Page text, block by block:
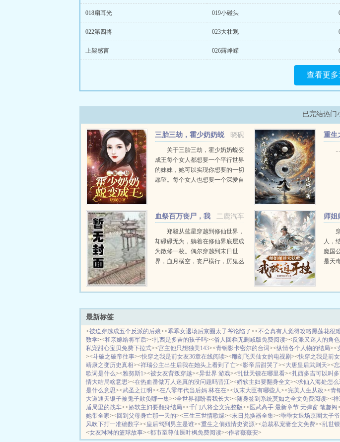
018扇耳光 019小碰头
022第四将 023大壮观
上架感言 026露峥嵘
查看更多
已完结热门
晓砚
三胎三劫，霍少奶奶蜕
变成王关于三胎三劫，霍少奶奶蜕变
成王每个女人都想要一个平行世界
的妹妹，她可以实现你想要的一切
愿望。每个女人也想要一个深爱自
重险阻，在经历...
重生
...
二鹿汽车
血祭百万丧尸，我
在末世当魔修
郑毅从蓝星穿越到修仙世界，
却碌碌无为，躺着在修仙界底层成
为散修一枚。偶尔穿越到末日世
界，血月横空，丧尸横行，厉鬼丛
为蹭蹭的往上涨，不但没有天...
师姐
孽
人，
魔国
是天
弹指
最新标签
<被迫穿越成五个反派的后娘><乖乖女退场后京圈太子爷论陷了><不会真有人觉得攻略黑莲花很
数学><和亲嫁给将军后><扎西是多吉的孩子吗><俗人回档无删减版免费阅读><反派又迷人的角
私宠甜心宝贝免费下拉式><宫主他只想独美143><青钢影卡密尔的台词><纵情各个人物的结局><
><斗破之破帝往事><快穿之我是前女友36章在线阅读><雕刻飞天仙女的电视剧><快穿之我是前
靖康之变历史真相><祥瑞公主出生后我在她头上看到了亡><影帝后甜哭了><大唐皇后武则天><
歌词是什么><雅努斯1><被女友背叛穿越><异世界 游戏><乱世天镖在哪里看><扎西多吉可以叫
情大结局啥意思><在热血番做万人迷真的没问题吗晋江><娇软主妇要翻身全文><求仙入海处怎
是什么意思><武圣之江明><在八零年代当后妈 林在在><汉末大臣有哪些人><完美人生从改><青
大道通天银子被鬼子欺负哪一集><全世界都盼着我长大><随身签到系统莫如之全文免费阅读><祥
盾局里的战车><娇软主妇要翻身结局><千门八将全文完整版>< 医武高手 最新章节 无弹窗 笔趣阁
她带全家>< 回到父母身亡那一天的><三生三世情歌缘><末日兑换器全集><乖乖女退场京圈太子
风吹下打一准确数字><皇后驾到男主是谁><重生之俏妞情史资源><总裁私宠妻全文免费><乱世
<女友琳琳的篮球故事><都市至尊仙医叶枫免费阅读><作者薇薇安>